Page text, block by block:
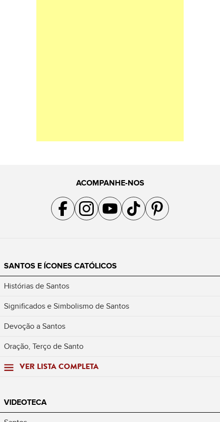
ACOMPANHE-NOS
Acompanhe a gente no Facebook
Acompanhe a gente no Instagram
Acompanhe a gente no YouTube
Acompanhe a gente no TikTok
Acompanhe a gente no
SANTOS E ÍCONES CATÓLICOS
Histórias de Santos
Significados e Simbolismo de Santos
Devoção a Santos
Oração, Terço de Santo
VER LISTA COMPLETA
VIDEOTECA